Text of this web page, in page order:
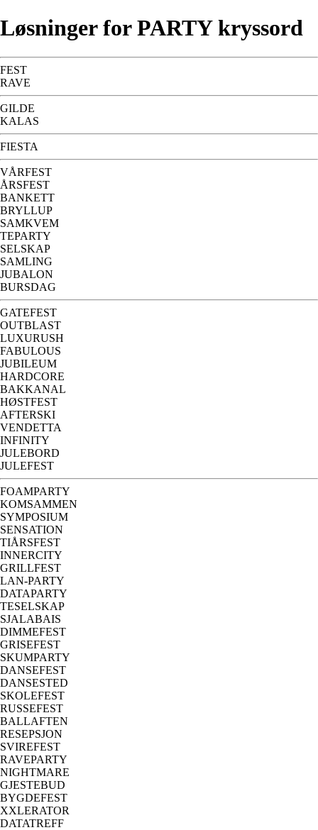
Løsninger for PARTY kryssord
FEST
RAVE
GILDE
KALAS
FIESTA
VÅRFEST
ÅRSFEST
BANKETT
BRYLLUP
SAMKVEM
TEPARTY
SELSKAP
SAMLING
JUBALON
BURSDAG
GATEFEST
OUTBLAST
LUXURUSH
FABULOUS
JUBILEUM
HARDCORE
BAKKANAL
HØSTFEST
AFTERSKI
VENDETTA
INFINITY
JULEBORD
JULEFEST
FOAMPARTY
KOMSAMMEN
SYMPOSIUM
SENSATION
TIÅRSFEST
INNERCITY
GRILLFEST
LAN-PARTY
DATAPARTY
TESELSKAP
SJALABAIS
DIMMEFEST
GRISEFEST
SKUMPARTY
DANSEFEST
DANSESTED
SKOLEFEST
RUSSEFEST
BALLAFTEN
RESEPSJON
SVIREFEST
RAVEPARTY
NIGHTMARE
GJESTEBUD
BYGDEFEST
XXLERATOR
DATATREFF